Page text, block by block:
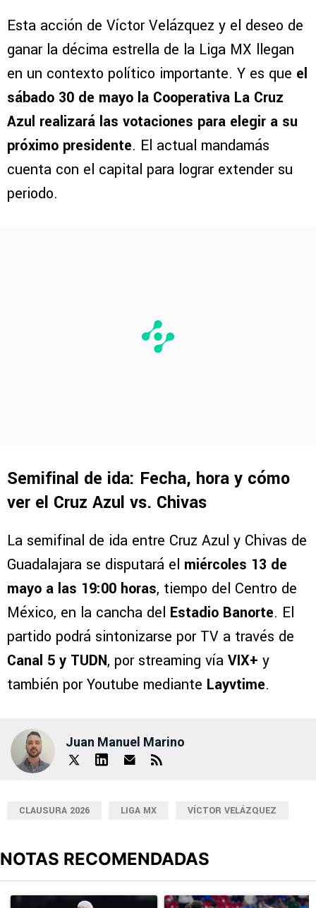
Esta acción de Víctor Velázquez y el deseo de
ganar la décima estrella de la Liga MX llegan
en un contexto político importante. Y es que el
sábado 30 de mayo la Cooperativa La Cruz
Azul realizará las votaciones para elegir a su
próximo presidente. El actual mandamás
cuenta con el capital para lograr extender su
periodo.
Semifinal de ida: Fecha, hora y cómo
ver el Cruz Azul vs. Chivas
La semifinal de ida entre Cruz Azul y Chivas de
Guadalajara se disputará el miércoles 13 de
mayo a las 19:00 horas, tiempo del Centro de
México, en la cancha del Estadio Banorte. El
partido podrá sintonizarse por TV a través de
Canal 5 y TUDN, por streaming vía VIX+ y
también por Youtube mediante Layvtime.
Juan Manuel Marino
CLAUSURA 2026 LIGA MX VÍCTOR VELÁZQUEZ
NOTAS RECOMENDADAS
Un artículo de tendencia con el título "Revelan un detalle clave
Un artículo de tendencia con el